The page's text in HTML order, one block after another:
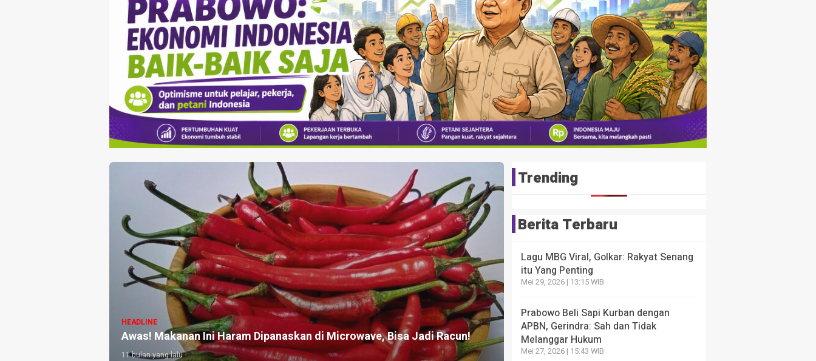
HEADLINE
Awas! Makanan Ini Haram Dipanaskan di Microwave, Bisa Jadi Racun!
11 bulan yang lalu
Trending
Berita Terbaru
Lagu MBG Viral, Golkar: Rakyat Senang
itu Yang Penting
Mei 29, 2026 | 13:15 WIB
Prabowo Beli Sapi Kurban dengan
APBN, Gerindra: Sah dan Tidak
Melanggar Hukum
Mei 27, 2026 | 15:43 WIB